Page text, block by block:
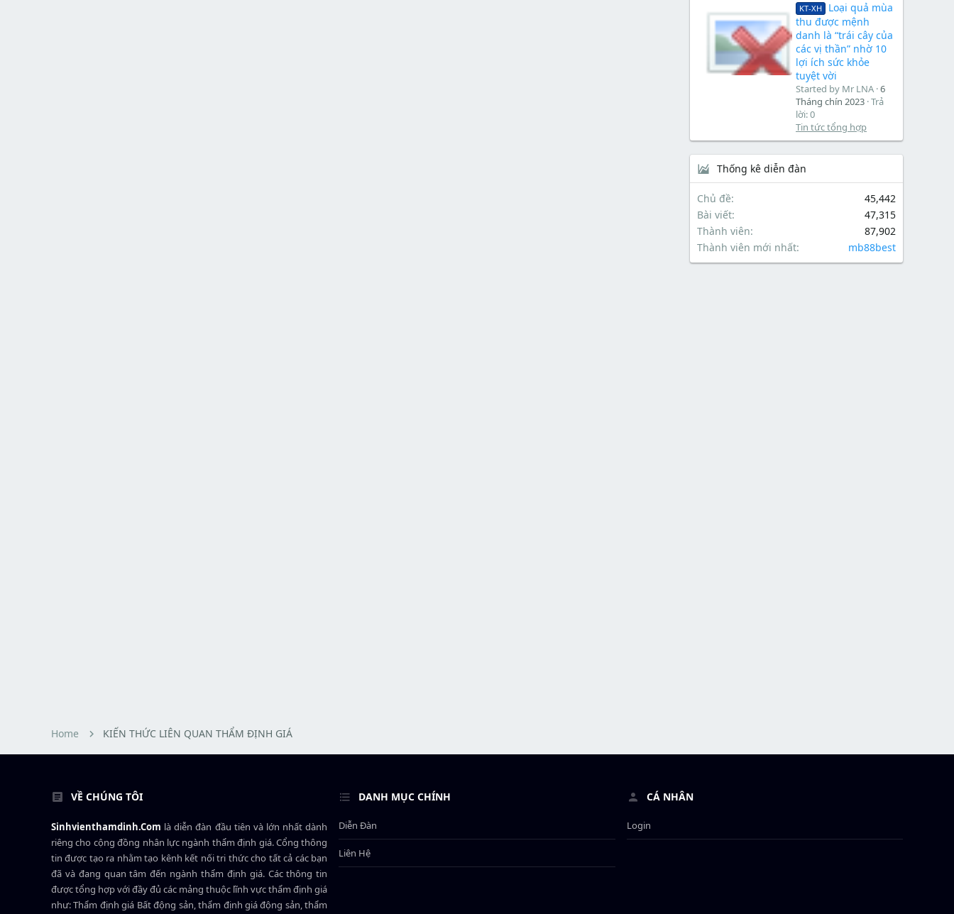
KT-XH
Loại quả mùa
thu được mệnh
danh là “trái cây của
các vị thần” nhờ 10
lợi ích sức khỏe
tuyệt vời
Started by Mr LNA 6
Tháng chín 2023 Trả
lời: 0
Tin tức tổng hợp
Thống kê diễn đàn
Chủ đề
45,442
Bài viết
47,315
Thành viên
87,902
Thành viên mới nhất
mb88best
Home KIẾN THỨC LIÊN QUAN THẨM ĐỊNH GIÁ
VỀ CHÚNG TÔI
Sinhvienthamdinh.Com là diễn đàn đầu tiên và lớn nhất dành
riêng cho cộng đồng nhân lực ngành thẩm định giá. Cổng thông
tin được tạo ra nhằm tạo kênh kết nối tri thức cho tất cả các bạn
đã và đang quan tâm đến ngành thẩm định giá. Các thông tin
được tổng hợp với đầy đủ các mảng thuộc lĩnh vực thẩm định giá
như: Thẩm định giá Bất động sản, thẩm định giá động sản, thẩm
DANH MỤC CHÍNH
Diễn Đàn
Liên Hệ
CÁ NHÂN
Login